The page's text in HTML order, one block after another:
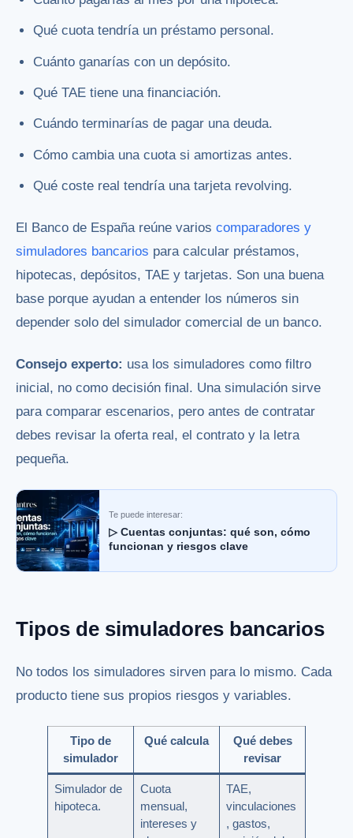
Qué cuota tendría un préstamo personal.
Cuánto ganarías con un depósito.
Qué TAE tiene una financiación.
Cuándo terminarías de pagar una deuda.
Cómo cambia una cuota si amortizas antes.
Qué coste real tendría una tarjeta revolving.
El Banco de España reúne varios comparadores y
simuladores bancarios para calcular préstamos,
hipotecas, depósitos, TAE y tarjetas. Son una buena
base porque ayudan a entender los números sin
depender solo del simulador comercial de un banco.
Consejo experto: usa los simuladores como filtro
inicial, no como decisión final. Una simulación sirve
para comparar escenarios, pero antes de contratar
debes revisar la oferta real, el contrato y la letra
pequeña.
Te puede interesar:
▷ Cuentas conjuntas: qué son, cómo
funcionan y riesgos clave
Tipos de simuladores bancarios
No todos los simuladores sirven para lo mismo. Cada
producto tiene sus propios riesgos y variables.
Tipo de
simulador
Qué calcula
Qué debes
revisar
Simulador de
hipoteca.
Cuota
mensual,
intereses y
TAE,
vinculaciones
, gastos,